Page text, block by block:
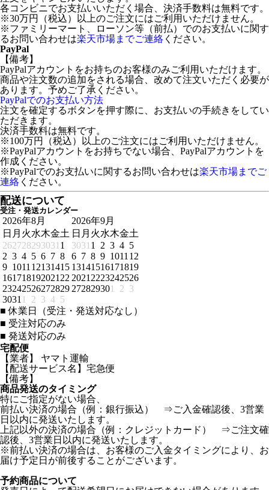
各コンビニでお支払いいただく場合、決済手数料は無料です。
※30万円（税込）以上のご注文にはご利用いただけません。
※ファミリーマート、ローソン等（前払）でのお支払いに関す
るお問い合わせは楽天市場までご連絡 ください。
PayPal
【備考】
PayPalアカウントをお持ちのお客様のみご利用いただけます。
商品や注文数の追加をされる場合、改めて注文いただく必要が
あります。予めご了承ください。
PayPalでのお支払い方法
注文を確定するボタンを押す際に、お支払いの手続きをしてい
ただきます。
決済手数料は無料です。
※100万円（税込）以上のご注文にはご利用いただけません。
※PayPalアカウントをお持ちでない場合、PayPalアカウントを
作成ください。
※PayPalでのお支払いに関するお問い合わせは楽天市場までご
連絡 ください。
配送について
受注・発送カレンダー
2026年8月
日 月 火水木金土
262728293031 1
2 3 4 5 6 7 8
9 1011 12131415
161718192021 22
23242526272829
3031 1 2 3 4 5
2026年9月
日 月 火水木金土
3031 1 2 3 4 5
6 7 8 9 1011 12
13141516171819
2021 2223242526
272829301 2 3
■ 休業日（受注・発送対応なし）
■ 受注対応のみ
■ 発送対応のみ
宅配便
【業者】 ヤマト運輸
【配送サービス名】宅急便
【備考】
商品発送のタイミング
特にご指定がない場合、
前払い決済の場合（例：銀行振込） ⇒ご入金確認後、3営業
日以内に発送いたします。
上記以外の決済の場合（例：クレジットカード） ⇒ご注文確
認後、3営業日以内に発送いたします。
※前払い決済の場合は、お客様のご入金タイミングにより、お
届け予定日が前後することがございます。
予約商品について